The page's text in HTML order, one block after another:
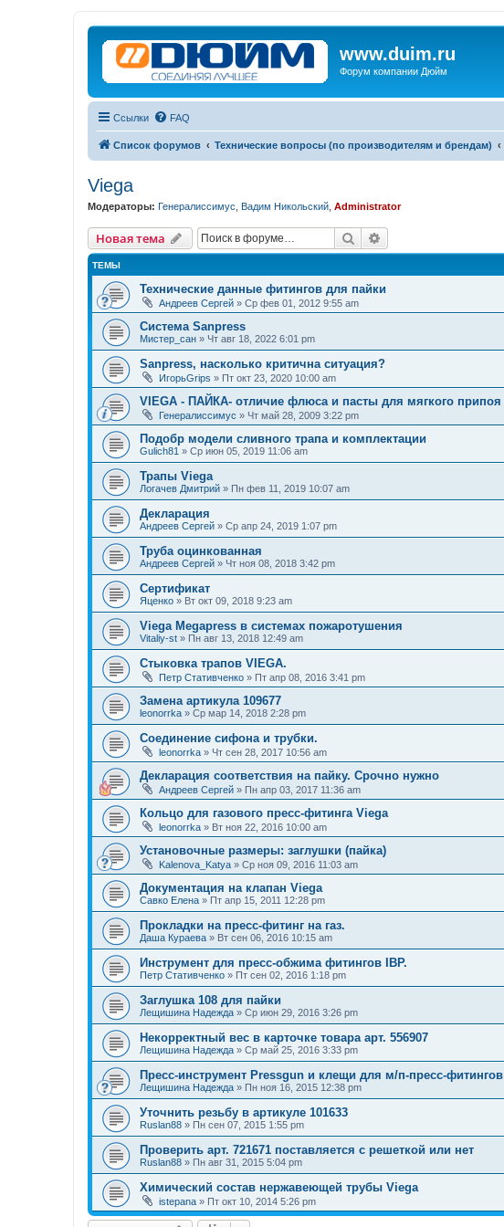
www.duim.ru
Форум компании Дюйм
Ссылки FAQ
Список форумов Технические вопросы (по производителям и брендам)
Viega
Модераторы: Генералиссимус Вадим Никольский Administrator
Новая тема Поиск
ТЕМЫ
Технические данные фитингов для пайки
Андреев Сергей » Ср фев 01, 2012 9:55 am
Система Sanpress
Мистер_сан » Чт авг 18, 2022 6:01 pm
Sanpress, насколько критична ситуация?
ИгорьGrips » Пт окт 23, 2020 10:00 am
VIEGA - ПАЙКА- отличие флюса и пасты для мягкого припоя
Генералиссимус » Чт май 28, 2009 3:22 pm
Подобр модели сливного трапа и комплектации
Gulich81 » Ср июн 05, 2019 11:06 am
Трапы Viega
Логачев Дмитрий » Пн фев 11, 2019 10:07 am
Декларация
Андреев Сергей » Ср апр 24, 2019 1:07 pm
Труба оцинкованная
Андреев Сергей » Чт ноя 08, 2018 3:42 pm
Сертификат
Яценко » Вт окт 09, 2018 9:23 am
Viega Megapress в системах пожаротушения
Vitaliy-st » Пн авг 13, 2018 12:49 am
Стыковка трапов VIEGA.
Петр Стативченко » Пт апр 08, 2016 3:41 pm
Замена артикула 109677
leonorrka » Ср мар 14, 2018 2:28 pm
Соединение сифона и трубки.
leonorrka » Чт сен 28, 2017 10:56 am
Декларация соответствия на пайку. Срочно нужно
Андреев Сергей » Пн апр 03, 2017 11:36 am
Кольцо для газового пресс-фитинга Viega
leonorrka » Вт ноя 22, 2016 10:00 am
Установочные размеры: заглушки (пайка)
Kalenova_Katya » Ср ноя 09, 2016 11:03 am
Документация на клапан Viega
Савко Елена » Пт апр 15, 2011 12:28 pm
Прокладки на пресс-фитинг на газ.
Даша Кураева » Вт сен 06, 2016 10:15 am
Инструмент для пресс-обжима фитингов IBP.
Петр Стативченко » Пт сен 02, 2016 1:18 pm
Заглушка 108 для пайки
Лещишина Надежда » Ср июн 29, 2016 3:26 pm
Некорректный вес в карточке товара арт. 556907
Лещишина Надежда » Ср май 25, 2016 3:33 pm
Пресс-инструмент Pressgun и клещи для м/п-пресс-фитингов
Лещишина Надежда » Пн ноя 16, 2015 12:38 pm
Уточнить резьбу в артикуле 101633
Ruslan88 » Пн сен 07, 2015 1:55 pm
Проверить арт. 721671 поставляется с решеткой или нет
Ruslan88 » Пн авг 31, 2015 5:04 pm
Химический состав нержавеющей трубы Viega
istepana » Пт окт 10, 2014 5:26 pm